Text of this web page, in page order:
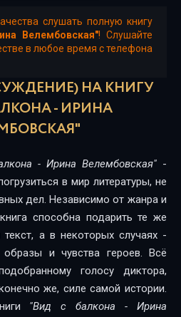
слушать полную книгу
Велембовская"! Слушайте
в любое время с телефона
НА КНИГУ
- ИРИНА
- Ирина Велембовская"-
в мир литературы, не
дел. Независимо от жанра и
способна подарить те же
а в некоторых случаях -
и чувства героев. Всё
голосу диктора,
же, силе самой истории.
"Вид с балкона - Ирина